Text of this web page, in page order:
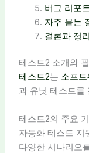
버그 리포
자주 묻는
결론과 정리
테스트2 소개와
테스트2는 소프
과 유닛 테스트를
테스트2의 주요
자동화 테스트 지
다양한 시나리오